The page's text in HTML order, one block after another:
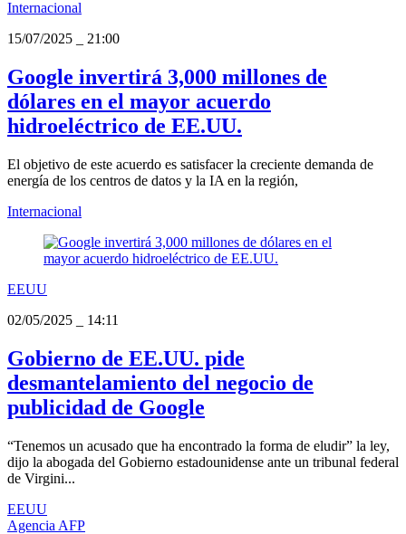
Internacional
15/07/2025
21:00
Google invertirá 3,000 millones de
dólares en el mayor acuerdo
hidroeléctrico de EE.UU.
El objetivo de este acuerdo es satisfacer la creciente demanda de
energía de los centros de datos y la IA en la región,
Internacional
EEUU
02/05/2025
14:11
Gobierno de EE.UU. pide
desmantelamiento del negocio de
publicidad de Google
“Tenemos un acusado que ha encontrado la forma de eludir” la ley,
dijo la abogada del Gobierno estadounidense ante un tribunal federal
de Virgini...
EEUU
Agencia AFP